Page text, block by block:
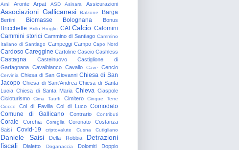
Arni Aronte Arpat ASD Asinara Assicurazioni
Associazioni Gallicanesi Balzone Barga
Bertini Biomasse Bolognana Bonus
Bricchette Brillo Broglio CAI Calcio Calomini
Cammini storici Cammino di Santiago Cammino
Italiano di Santiago Campeggi Campo Capo Nord
Cardoso Careggine Cartoline Cascio Cashless
Castagna Castelnuovo
Castiglione di
Garfagnana Cavalbianco Cavallo Cave Cencio
Cervinia Chiesa di San Giovanni Chiesa di San
Jacopo Chiesa di Sant'Andrea Chiesa di Santa
Lucia Chiesa di Santa Maria Chieva Ciaspole
Cicloturismo
Cima Tauffi Cimitero
Cinque Terre
Ciocco
Col di Favilla Col di Luco Comodato
Comune di Gallicano
Contrario Contributi
Corale Corchia Coreglia Coronato
Costanza
Saisi
Covid-19 criptovalute Cusna Cutigliano
Daniele Saisi Della Robbia
Detrazioni
fiscali
Dialetto Doganaccia Dolomiti
Doppio